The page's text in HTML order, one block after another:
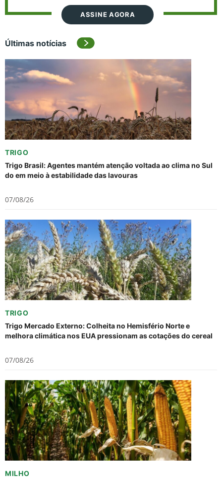
ASSINE AGORA
Últimas notícias
TRIGO
Trigo Brasil: Agentes mantém atenção voltada ao clima no Sul
do em meio à estabilidade das lavouras
07/08/26
TRIGO
Trigo Mercado Externo: Colheita no Hemisfério Norte e
melhora climática nos EUA pressionam as cotações do cereal
07/08/26
MILHO